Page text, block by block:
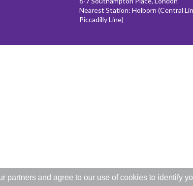
partners and agree to our use of cookies to identify
Nearest Station: Holborn (Central
Piccadilly Line)